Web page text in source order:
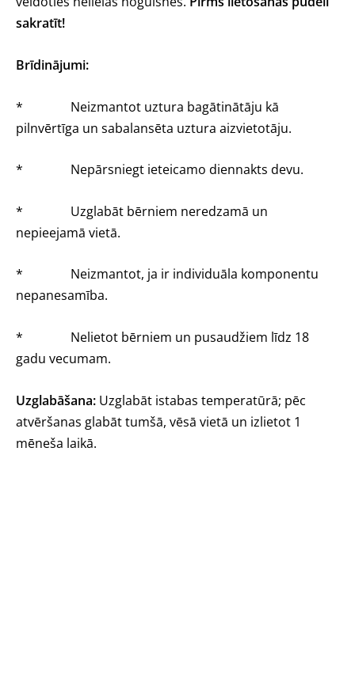
sakratīt!
Brīdinājumi:
* Neizmantot uztura bagātinātāju kā
pilnvērtīga un sabalansēta uztura aizvietotāju.
* Nepārsniegt ieteicamo diennakts devu.
* Uzglabāt bērniem neredzamā un
nepieejamā vietā.
* Neizmantot, ja ir individuāla komponentu
nepanesamība.
* Nelietot bērniem un pusaudžiem līdz 18
gadu vecumam.
Uzglabāšana: Uzglabāt istabas temperatūrā; pēc
atvēršanas glabāt tumšā, vēsā vietā un izlietot 1
mēneša laikā.